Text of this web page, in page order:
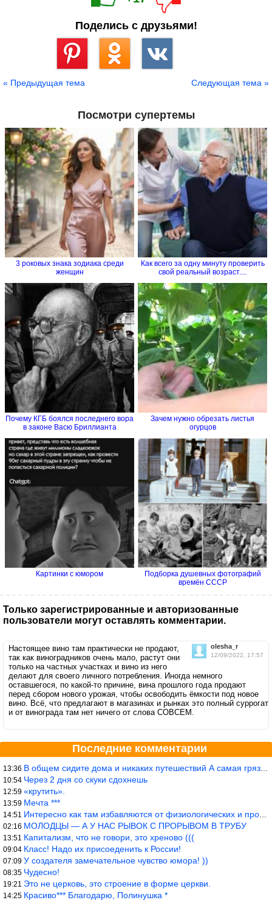
Поделись с друзьями!
« Предыдущая тема Следующая тема »
Посмотри супертемы
3 роковых знака зодиака среди
женщин
Как всего за одну минуту проверить
свой реальный возраст....
Почему КГБ боялся последнего вора
в законе Васю Бриллианта
Зачем нужно обрезать листья
огурцов
Картинки с юмором
Подборка душевных фотографий
времён СССР
Только зарегистрированные и авторизованные
пользователи могут оставлять комментарии.
olesha_r
12/09/2022, 17:57
Настоящее вино там практически не продают,
так как виноградников очень мало, растут они
только на частных участках и вино из него
делают для своего личного потребления. Иногда немного
оставшегося, по какой-то причине, вина прошлого года продают
перед сбором нового урожая, чтобы освободить ёмкости под новое
вино. Всё, что предлагают в магазинах и рынках это полный суррогат
и от винограда там нет ничего от слова СОВСЕМ.
Последние комментарии
13:36 В общем сидите дома и никаких путешествий А самая грязная в от
10:54 Через 2 дня со скуки сдохнешь
12:59 «крутить».
13:59 Мечта ***
14:51 Интересно как там избавляются от физиологических и прочих отходо
02:16 МОЛОДЦЫ — А У НАС РЫВОК С ПРОРЫВОМ В ТРУБУ
13:51 Капитализм, что не говори, это хреново (((
09:04 Класс! Надо их присоеденить к России!
07:09 У создателя замечательное чувство юмора! ))
08:35 Чудесно!
19:21 Это не церковь, это строение в форме церкви.
14:25 Красиво*** Благодарю, Полинушка *